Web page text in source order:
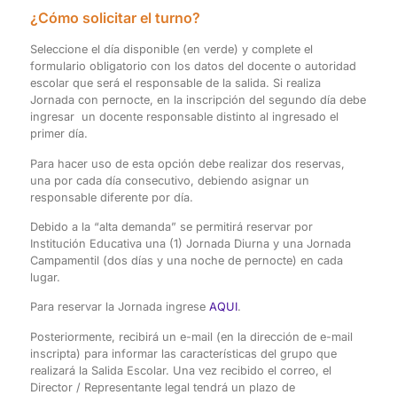
¿Cómo solicitar el turno?
Seleccione el día disponible (en verde) y complete el
formulario obligatorio con los datos del docente o autoridad
escolar que será el responsable de la salida. Si realiza
Jornada con pernocte, en la inscripción del segundo día debe
ingresar un docente responsable distinto al ingresado el
primer día.
Para hacer uso de esta opción debe realizar dos reservas,
una por cada día consecutivo, debiendo asignar un
responsable diferente por día.
Debido a la “alta demanda” se permitirá reservar por
Institución Educativa una (1) Jornada Diurna y una Jornada
Campamentil (dos días y una noche de pernocte) en cada
lugar.
Para reservar la Jornada ingrese AQUI.
Posteriormente, recibirá un e-mail (en la dirección de e-mail
inscripta) para informar las características del grupo que
realizará la Salida Escolar. Una vez recibido el correo, el
Director / Representante legal tendrá un plazo de